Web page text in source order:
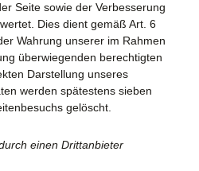
Seite sowie der Verbesserung
Dies dient gemäß Art. 6
Wahrung unserer im Rahmen
überwiegenden berechtigten
Darstellung unseres
werden spätestens sieben
gelöscht.
einen Drittanbieter